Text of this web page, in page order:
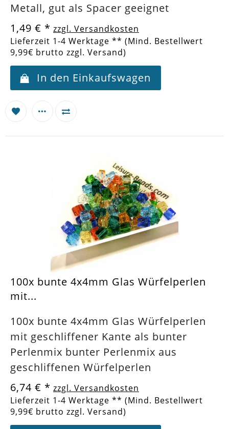
Metall, gut als Spacer geeignet
1,49 € * zzgl. Versandkosten
Lieferzeit 1-4 Werktage ** (Mind. Bestellwert
9,99€ brutto zzgl. Versand)
In den Einkaufswagen
100x bunte 4x4mm Glas Würfelperlen
mit...
100x bunte 4x4mm Glas Würfelperlen
mit geschliffener Kante als bunter
Perlenmix bunter Perlenmix aus
geschliffenen Würfelperlen
6,74 € * zzgl. Versandkosten
Lieferzeit 1-4 Werktage ** (Mind. Bestellwert
9,99€ brutto zzgl. Versand)